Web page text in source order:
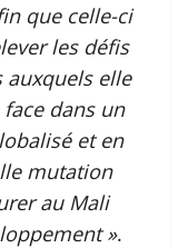
que celle-ci
les défis
auxquels elle
dans un
et en
mutation
au Mali
».